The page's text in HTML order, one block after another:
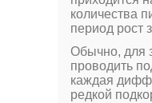
количества
период рост
Обычно, для
проводить
каждая
редкой